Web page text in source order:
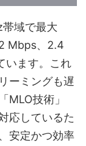
域で最大
Mbps、2.4
います。これ
ーミングも遅
MLO技術」
応しているた
安定かつ効率